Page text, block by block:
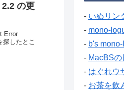
の更
Error
探したとこ
- いぬリン
- mono-
- b's
- MacBS
- はぐれウ
- お茶を飲